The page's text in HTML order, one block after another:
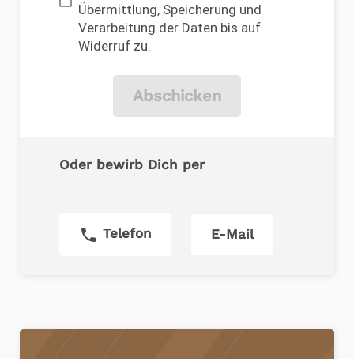
Übermittlung, Speicherung und
Verarbeitung der Daten bis auf
Widerruf zu.
Abschicken
Oder bewirb Dich per
phone Telefon E-Mail